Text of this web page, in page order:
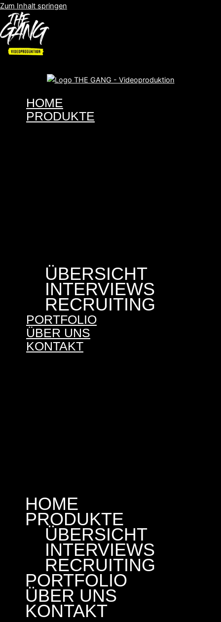
Zum Inhalt springen
HOME
PRODUKTE
ÜBERSICHT
INTERVIEWS
RECRUITING
PORTFOLIO
ÜBER UNS
KONTAKT
HOME
PRODUKTE
ÜBERSICHT
INTERVIEWS
RECRUITING
PORTFOLIO
ÜBER UNS
KONTAKT